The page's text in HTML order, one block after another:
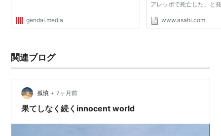
gendai.media
アレッポで死亡した」と
の映像を公開した。ジャ
本美香記者とみられる
www.asahi.com
関連ブログ
孤憤 • 7ヶ月前
果てしなく続くinnocent world